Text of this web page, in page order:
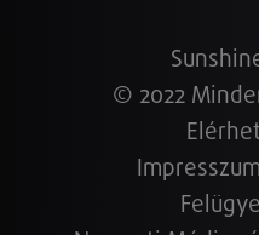
© 2022
Impresszum